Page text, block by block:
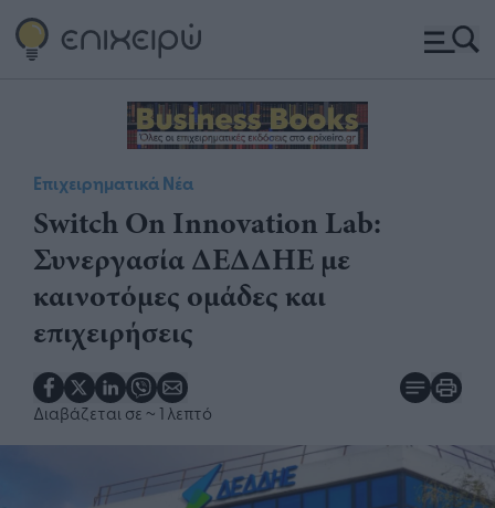
Επιχειρηματικά Νέα
Switch On Innovation Lab:
Συνεργασία ΔΕΔΔΗΕ με
καινοτόμες ομάδες και
επιχειρήσεις
Διαβάζεται σε ~ 1 λεπτό